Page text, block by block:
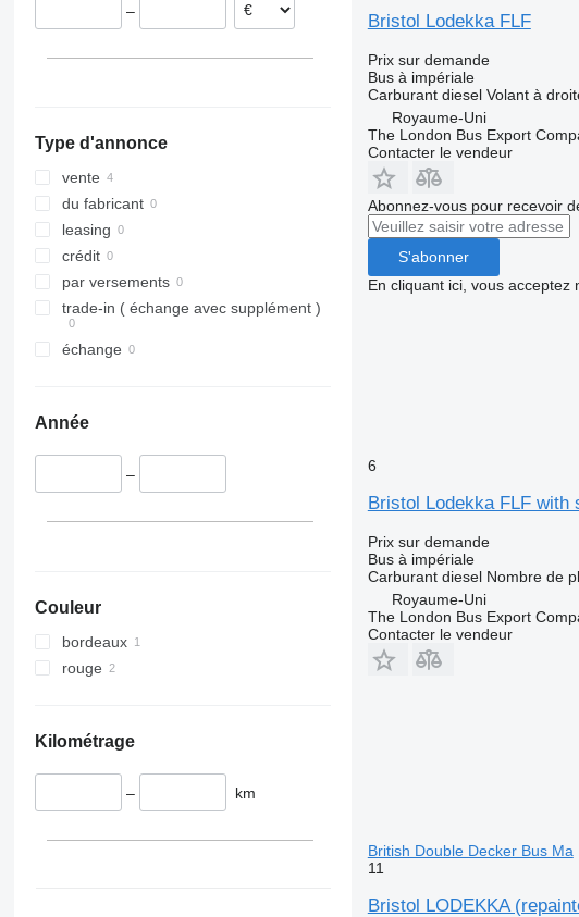
–
Type d'annonce
vente
du fabricant
leasing
crédit
par versements
trade-in ( échange avec supplément )
échange
Année
–
Couleur
bordeaux
rouge
Kilométrage
– km
Bristol Lodekka FLF
Prix sur demande
Bus à impériale
Carburant diesel Volant à
Royaume-Uni
The London Bus Export
Contacter le vendeur
Abonnez-vous pour recevoir
S'abonner
En cliquant ici, vous acceptez
6
Bristol Lodekka FLF with
Prix sur demande
Bus à impériale
Carburant diesel Nombre de
Royaume-Uni
The London Bus Export
Contacter le vendeur
British Double Decker Bus Ma
11
Bristol LODEKKA